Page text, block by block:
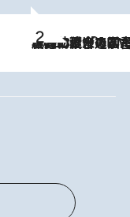
2026.8.3
慶應幼稚舎の図書室からテレビの世界に飛び込んだ阿川佐和子（72）